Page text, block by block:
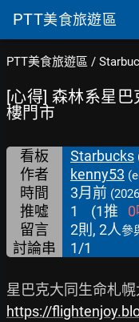
PTT美食旅遊區
PTT美食旅遊區 /
[心得] 森林系星
樓門市
看板 Starbucks
作者 kenny53
時間 3月前
推噓 1 (1推 0
留言
2則, 2人參
討論串 1/1
https://